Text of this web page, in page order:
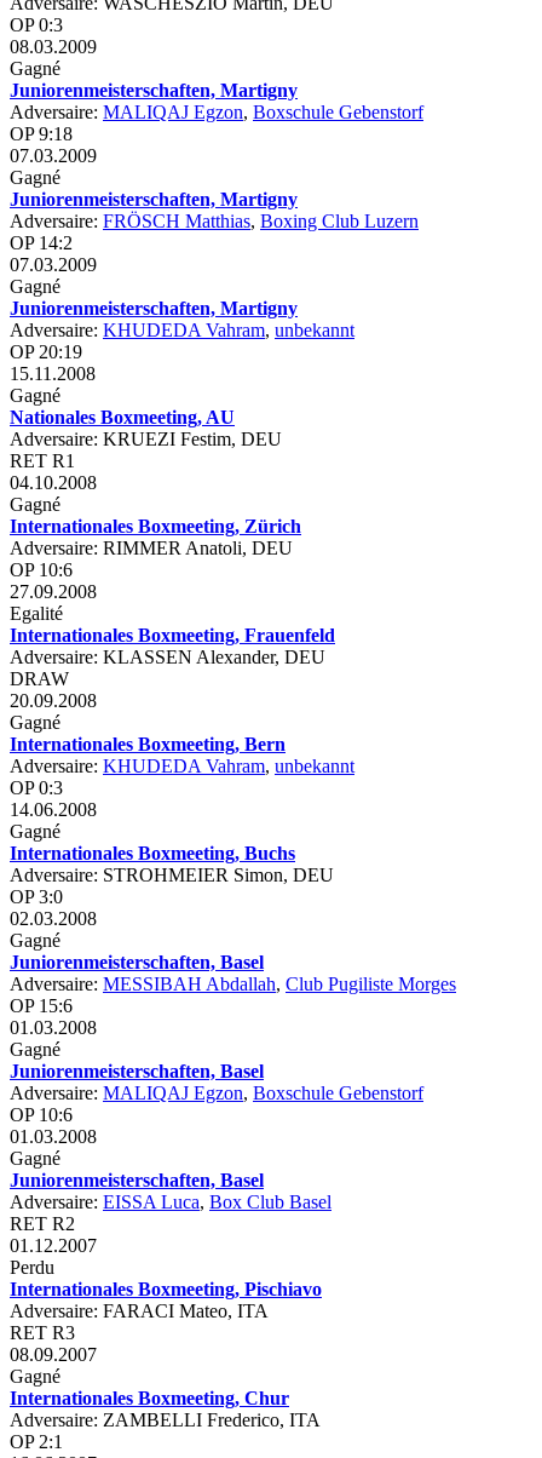
OP 0:3
08.03.2009
Gagné
Juniorenmeisterschaften, Martigny
Adversaire: MALIQAJ Egzon, Boxschule Gebenstorf
OP 9:18
07.03.2009
Gagné
Juniorenmeisterschaften, Martigny
Adversaire: FRÖSCH Matthias, Boxing Club Luzern
OP 14:2
07.03.2009
Gagné
Juniorenmeisterschaften, Martigny
Adversaire: KHUDEDA Vahram, unbekannt
OP 20:19
15.11.2008
Gagné
Nationales Boxmeeting, AU
Adversaire: KRUEZI Festim, DEU
RET R1
04.10.2008
Gagné
Internationales Boxmeeting, Zürich
Adversaire: RIMMER Anatoli, DEU
OP 10:6
27.09.2008
Egalité
Internationales Boxmeeting, Frauenfeld
Adversaire: KLASSEN Alexander, DEU
DRAW
20.09.2008
Gagné
Internationales Boxmeeting, Bern
Adversaire: KHUDEDA Vahram, unbekannt
OP 0:3
14.06.2008
Gagné
Internationales Boxmeeting, Buchs
Adversaire: STROHMEIER Simon, DEU
OP 3:0
02.03.2008
Gagné
Juniorenmeisterschaften, Basel
Adversaire: MESSIBAH Abdallah, Club Pugiliste Morges
OP 15:6
01.03.2008
Gagné
Juniorenmeisterschaften, Basel
Adversaire: MALIQAJ Egzon, Boxschule Gebenstorf
OP 10:6
01.03.2008
Gagné
Juniorenmeisterschaften, Basel
Adversaire: EISSA Luca, Box Club Basel
RET R2
01.12.2007
Perdu
Internationales Boxmeeting, Pischiavo
Adversaire: FARACI Mateo, ITA
RET R3
08.09.2007
Gagné
Internationales Boxmeeting, Chur
Adversaire: ZAMBELLI Frederico, ITA
OP 2:1